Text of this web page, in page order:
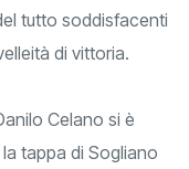
tutto soddisfacenti
di vittoria.
Celano si è
tappa di Sogliano